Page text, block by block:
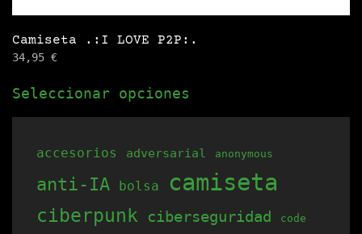
Camiseta .:I LOVE P2P:.
34,95 €
Seleccionar opciones
tiene
múltiples
Las
opciones
accesorios adversarial anonymous
anti-IA bolsa camiseta
ciberpunk ciberseguridad code